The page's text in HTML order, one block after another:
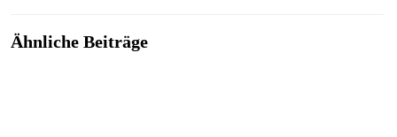
Ähnliche Beiträge